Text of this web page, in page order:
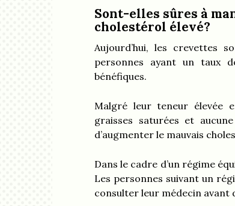
Sont-elles sûres à
cholestérol élevé?
Aujourd’hui, les crevettes
personnes ayant un taux
bénéfiques.
Malgré leur teneur élevée
graisses saturées et
d’augmenter le mauvais
Dans le cadre d’un régime
Les personnes suivant un
consulter leur médecin avant